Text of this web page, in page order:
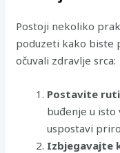
Postoji nekoliko
poduzeti kako biste
očuvali zdravlje srca:
Postavite
buđenje u isto
uspostavi
Izbjegavajte